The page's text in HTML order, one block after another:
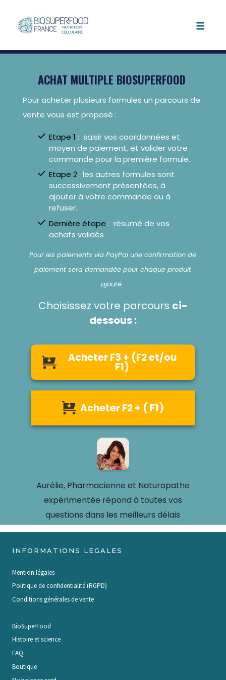
Skip
ACHAT MULTIPLE BIOSUPERFOOD
Pour acheter plusieurs formules un parcours de
vente vous est proposé :
Etape 1 :saisir vos coordonnées et
moyen de paiement, et valider votre
commande pour la première formule.
Etape 2 : les autres formules sont
successivement présentées, à
ajouter à votre commande ou à
refuser.
Dernière étape : résumé de vos
achats validés
Pour les paiements via PayPal une confirmation de
paiement sera demandée pour chaque produit
ajouté.
Choisissez votre parcours ci-
dessous :
Acheter F3 + (F2 et/ou
F1)
Acheter F2 + ( F1)
Aurélie, Pharmacienne et Naturopathe
expérimentée répond à toutes vos
questions dans les meilleurs délais
INFORMATIONS LEGALES
Mention légales
Politique de confidentialité (RGPD)
Conditions générales de vente
BioSuperFood
Histoire et science
FAQ
Boutique